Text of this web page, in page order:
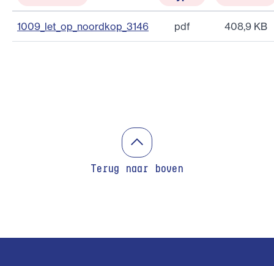
1009_let_op_noordkop_3146 pdf 408,9 KB
Terug naar boven